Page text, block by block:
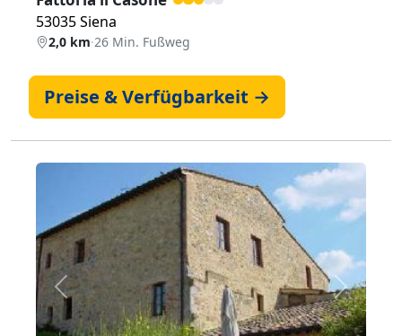
53035 Siena
2,0 km·26 Min. Fußweg
Preise & Verfügbarkeit →
Zurück Weiter